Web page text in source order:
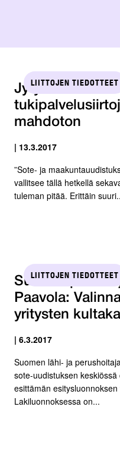
LIITTOJEN TIEDOTTEET
Jyty: Sote-
mahdoton
| 13.3.2017
”Sote- ja
vallitsee tällä hetkellä
tuleman pitää. Erittäin
LIITTOJEN TIEDOTTEET
SuPerin
Paavola:
yritysten
| 6.3.2017
Suomen lähi- ja
sote-uudistuksen
esittämän
Lakiluonnoksessa on...